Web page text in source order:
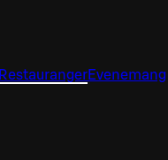
RestaurangerEvenemang